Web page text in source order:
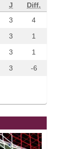
J
Diff.
3
4
3
1
3
1
3 -6